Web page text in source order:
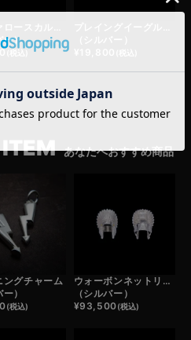
ー）
あなたへおすすめ商品
ングチャーム
）
(税込)
ウォーボンネットリング
（シルバー）
¥93,500(税込)